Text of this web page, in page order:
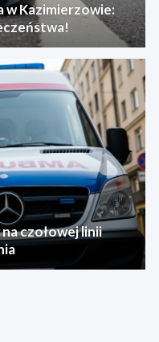
w Kazimierzowie:
czołowej linii